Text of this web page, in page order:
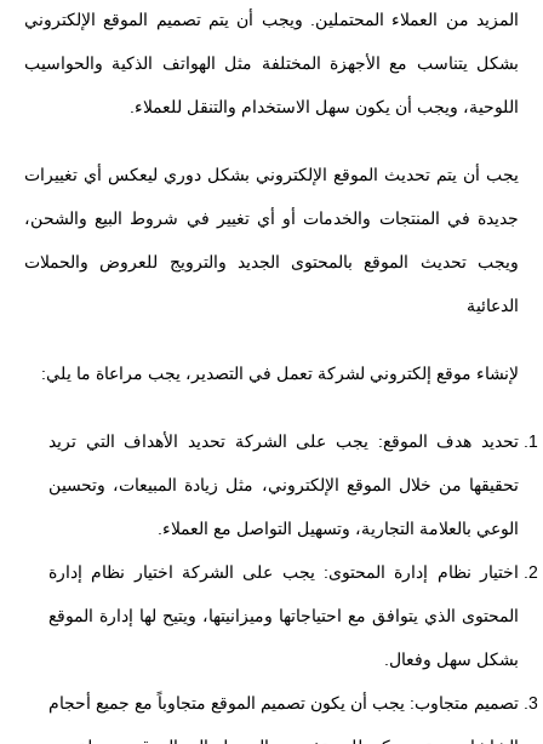
المزيد من العملاء المحتملين. ويجب أن يتم تصميم الموقع الإلكتروني
بشكل يتناسب مع الأجهزة المختلفة مثل الهواتف الذكية والحواسيب
اللوحية، ويجب أن يكون سهل الاستخدام والتنقل للعملاء.
يجب أن يتم تحديث الموقع الإلكتروني بشكل دوري ليعكس أي تغييرات
جديدة في المنتجات والخدمات أو أي تغيير في شروط البيع والشحن،
ويجب تحديث الموقع بالمحتوى الجديد والترويج للعروض والحملات
الدعائية
لإنشاء موقع إلكتروني لشركة تعمل في التصدير، يجب مراعاة ما يلي:
تحديد هدف الموقع: يجب على الشركة تحديد الأهداف التي تريد
تحقيقها من خلال الموقع الإلكتروني، مثل زيادة المبيعات، وتحسين
الوعي بالعلامة التجارية، وتسهيل التواصل مع العملاء.
اختيار نظام إدارة المحتوى: يجب على الشركة اختيار نظام إدارة
المحتوى الذي يتوافق مع احتياجاتها وميزانيتها، ويتيح لها إدارة الموقع
بشكل سهل وفعال.
تصميم متجاوب: يجب أن يكون تصميم الموقع متجاوباً مع جميع أحجام